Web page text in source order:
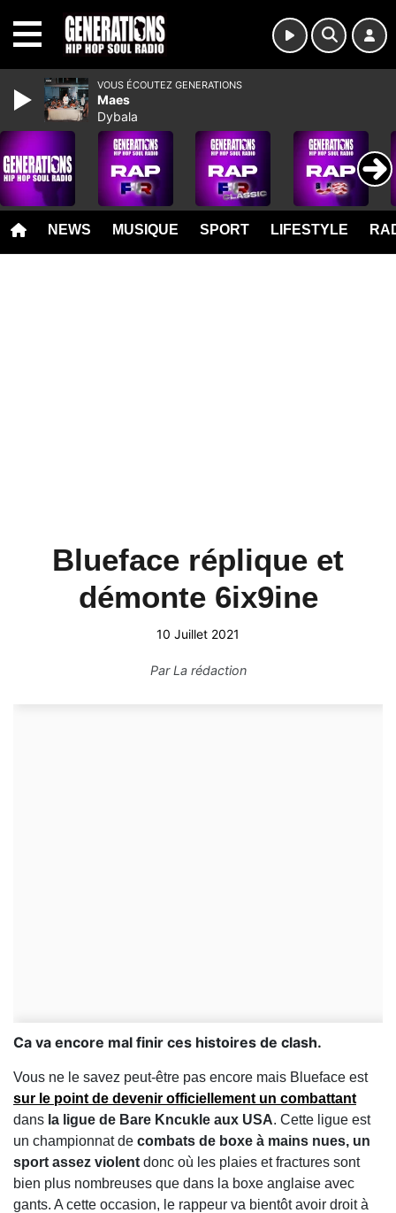
NEWS MUSIQUE SPORT LIFESTYLE
Blueface réplique et
démonte 6ix9ine
10 Juillet 2021
ParLa rédaction
Ca va encore mal finir ces histoires de clash.
Vous ne le savez peut-être pas encore mais Blueface est
sur le point de devenir officiellement un combattant
dans la ligue de Bare Kncukle aux USA. Cette ligue est
un championnat de combats de boxe à mains nues, un
sport assez violent donc où les plaies et fractures sont
bien plus nombreuses que dans la boxe anglaise avec
gants. A cette occasion, le rappeur va bientôt avoir droit à
VOUS ÉCOUTEZ GENERATIONS
Maes
Dybala